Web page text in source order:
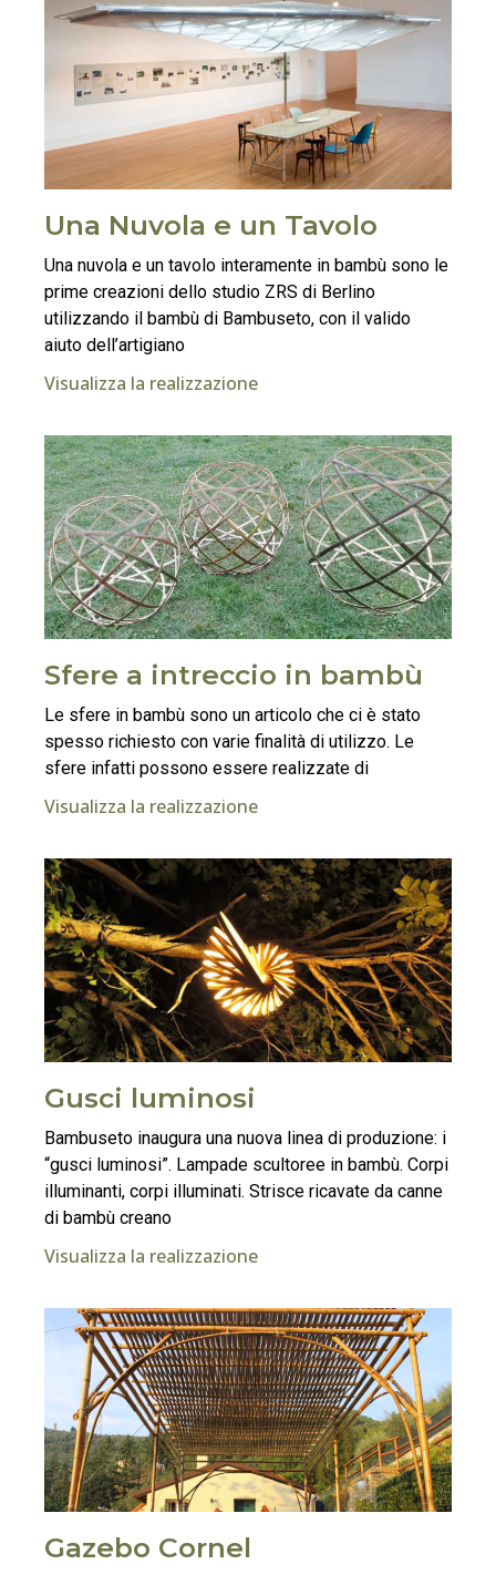
Una Nuvola e un Tavolo
Una nuvola e un tavolo interamente in bambù sono le
prime creazioni dello studio ZRS di Berlino
utilizzando il bambù di Bambuseto, con il valido
aiuto dell’artigiano
Visualizza la realizzazione
Sfere a intreccio in bambù
Le sfere in bambù sono un articolo che ci è stato
spesso richiesto con varie finalità di utilizzo. Le
sfere infatti possono essere realizzate di
Visualizza la realizzazione
Gusci luminosi
Bambuseto inaugura una nuova linea di produzione: i
“gusci luminosi”. Lampade scultoree in bambù. Corpi
illuminanti, corpi illuminati. Strisce ricavate da canne
di bambù creano
Visualizza la realizzazione
Gazebo Cornel